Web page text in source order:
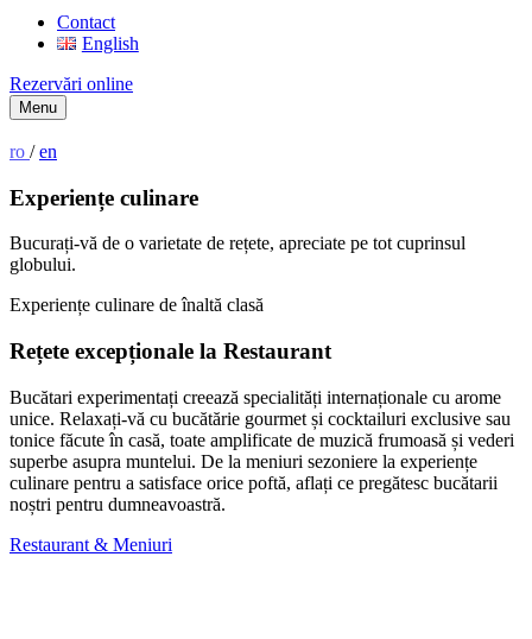
Contact
English
Rezervări online
Menu
ro /en
Experiențe culinare
Bucurați-vă de o varietate de rețete, apreciate pe tot cuprinsul
globului.
Experiențe culinare de înaltă clasă
Rețete excepționale la Restaurant
Bucătari experimentați creează specialități internaționale cu arome
unice. Relaxați-vă cu bucătărie gourmet și cocktailuri exclusive sau
tonice făcute în casă, toate amplificate de muzică frumoasă și vederi
superbe asupra muntelui. De la meniuri sezoniere la experiențe
culinare pentru a satisface orice poftă, aflați ce pregătesc bucătarii
noștri pentru dumneavoastră.
Restaurant & Meniuri